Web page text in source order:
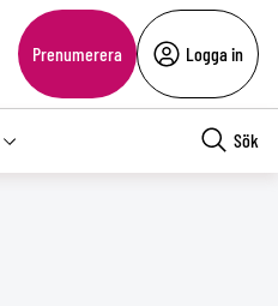
Prenumerera Logga in
Sök